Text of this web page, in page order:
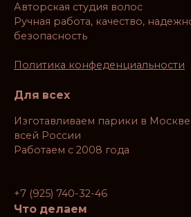
Авторская студия волос
Ручная работа, качество,
безопасность
Политика конфеденциальности
Для всех
Изготавливаем парики в
всей России
Работаем с 2008 года
+7 (925) 740-32-46
Что делаем